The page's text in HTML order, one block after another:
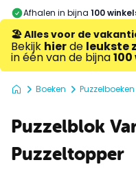
Afhalen in bijna 100
🏖️ Alles voor de
Bekijk hierde leukste
in één van de bijna
Boeken Puzzelboeken
Puzzelblok
Puzzeltopper